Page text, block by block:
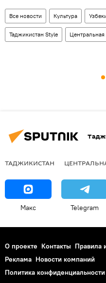
Все новости Культура
Таджикистан Style
ТАДЖИКИСТАН
Макс Telegram
О проекте Контакты Правила
Реклама Новости компаний
Политика конфиденциальности